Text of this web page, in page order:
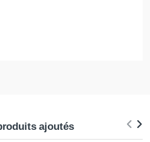
ajoutés